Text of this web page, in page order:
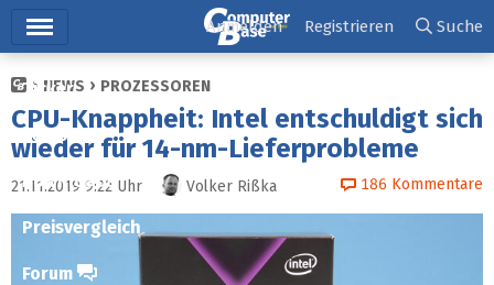
Ticker
Tests
Downloads
Preisvergleich
Forum
Anmelden Registrieren Suche
NEWS PROZESSOREN
CPU-Knappheit: Intel entschuldigt sich
wieder für 14-nm-Lieferprobleme
21.11.2019 9:22 Uhr Volker Rißka 186 Kommentare